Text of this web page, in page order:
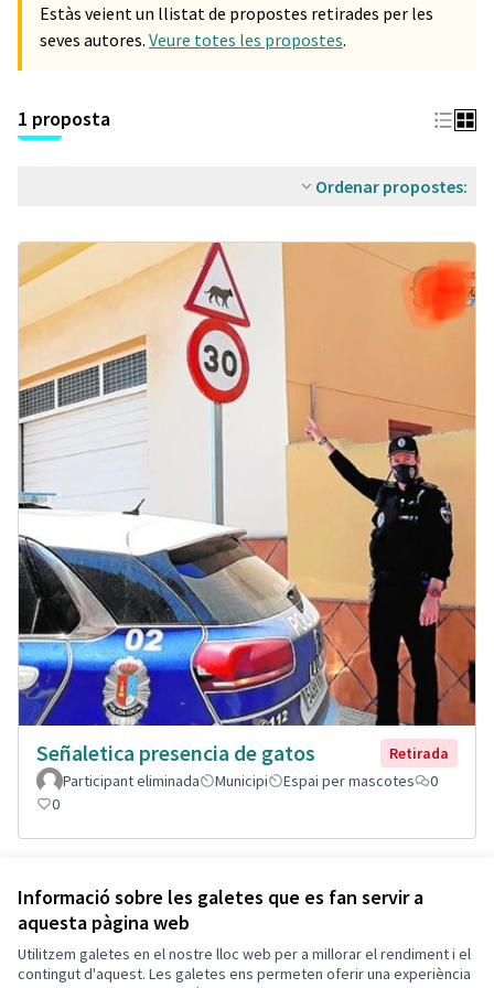
Informació sobre les galetes que es fan servir a
aquesta pàgina web
Utilitzem galetes en el nostre lloc web per a millorar el rendiment i el
contingut d'aquest. Les galetes ens permeten oferir una experiència
Estàs veient un llistat de propostes retirades per les
seves autores. Veure totes les propostes.
1 proposta
Ordenar propostes:
Señaletica presencia de gatos
Retirada
Participant eliminada
Municipi Espai per mascotes
0
0
Veure totes les propostes
Termes i condicions d'ús
Configuració de les galetes